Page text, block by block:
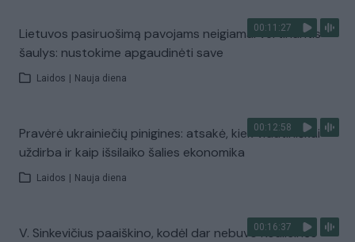
00:11:27
Lietuvos pasiruošimą pavojams neigiamai vertinantis
šaulys: nustokime apgaudinėti save
Laidos Nauja diena
00:12:58
Pravėrė ukrainiečių pinigines: atsakė, kiek vidutiniškai
uždirba ir kaip išsilaiko šalies ekonomika
Laidos Nauja diena
00:16:37
V. Sinkevičius paaiškino, kodėl dar nebuvo Koalicinės